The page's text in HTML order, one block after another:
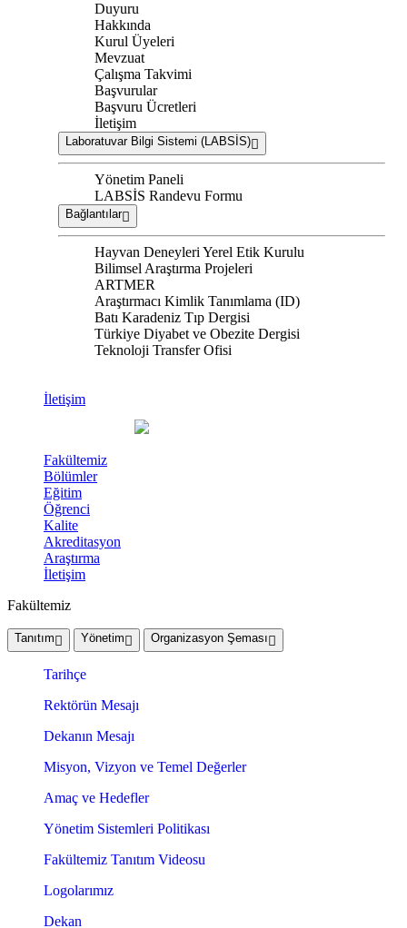
Duyuru
Hakkında
Kurul Üyeleri
Mevzuat
Çalışma Takvimi
Başvurular
Başvuru Ücretleri
İletişim
Laboratuvar Bilgi Sistemi (LABSİS)
Yönetim Paneli
LABSİS Randevu Formu
Bağlantılar
Hayvan Deneyleri Yerel Etik Kurulu
Bilimsel Araştırma Projeleri
ARTMER
Araştırmacı Kimlik Tanımlama (ID)
Batı Karadeniz Tıp Dergisi
Türkiye Diyabet ve Obezite Dergisi
Teknoloji Transfer Ofisi
İletişim
Fakültemiz
Bölümler
Eğitim
Öğrenci
Kalite
Akreditasyon
Araştırma
İletişim
Fakültemiz
Tanıtım Yönetim Organizasyon Şeması
Tarihçe
Rektörün Mesajı
Dekanın Mesajı
Misyon, Vizyon ve Temel Değerler
Amaç ve Hedefler
Yönetim Sistemleri Politikası
Fakültemiz Tanıtım Videosu
Logolarımız
Dekan